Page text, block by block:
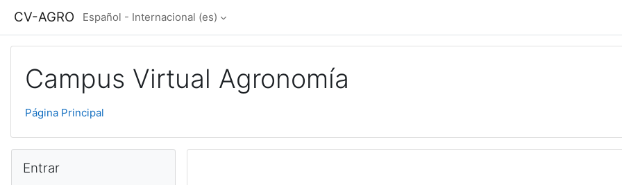
CV-AGRO Español - Internacional ‎(es)‎
Campus Virtual Agronomía
Página Principal
Entrar